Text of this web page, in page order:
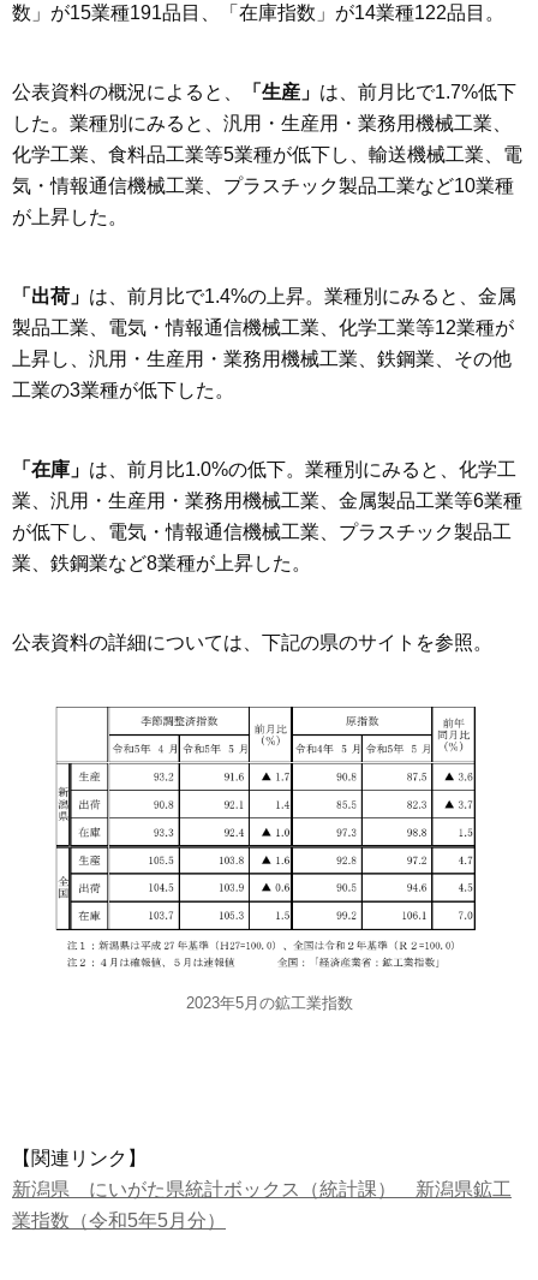
数」が15業種191品目、「在庫指数」が14業種122品目。
公表資料の概況によると、 「生産」 は、前月比で1.7%低下
した。業種別にみると、汎用・生産用・業務用機械工業、
化学工業、食料品工業等5業種が低下し、輸送機械工業、電
気・情報通信機械工業、プラスチック製品工業など10業種
が上昇した。
「出荷」 は、前月比で1.4%の上昇。業種別にみると、金属
製品工業、電気・情報通信機械工業、化学工業等12業種が
上昇し、汎用・生産用・業務用機械工業、鉄鋼業、その他
工業の3業種が低下した。
「在庫」 は、前月比1.0%の低下。業種別にみると、化学工
業、汎用・生産用・業務用機械工業、金属製品工業等6業種
が低下し、電気・情報通信機械工業、プラスチック製品工
業、鉄鋼業など8業種が上昇した。
公表資料の詳細については、下記の県のサイトを参照。
2023年5月の鉱工業指数
【関連リンク】
新潟県 にいがた県統計ボックス（統計課） 新潟県鉱工
業指数（令和5年5月分）